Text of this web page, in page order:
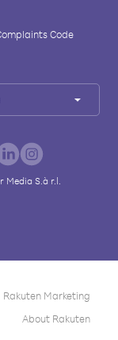
Code
Media S.à r.l.
Rakuten Marketing
About Rakuten